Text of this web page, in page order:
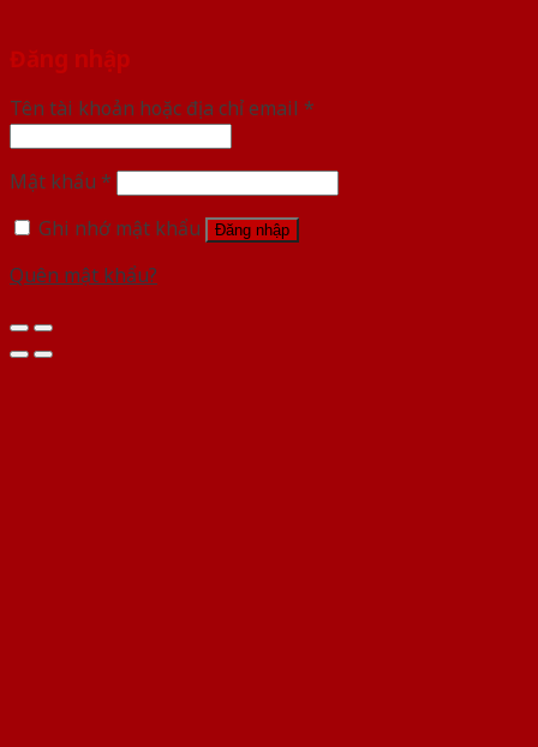
Đăng nhập
Tên tài khoản hoặc địa chỉ email *
Mật khẩu *
Ghi nhớ mật khẩu
Đăng nhập
Quên mật khẩu?